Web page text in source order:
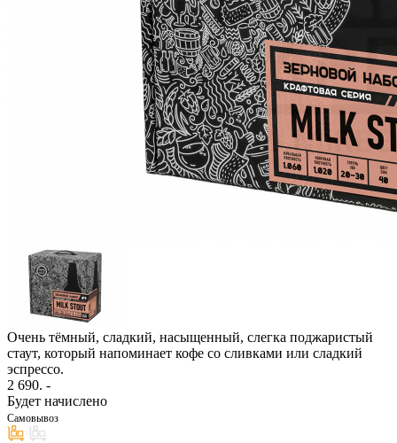
Очень тёмный, сладкий, насыщенный, слегка поджаристый
стаут, который напоминает кофе со сливками или сладкий
эспрессо.
2 690. -
Будет начислено
Самовывоз